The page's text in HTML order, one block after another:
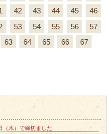
42 43 44 45
46
53 54 55 56
57
63 64 65 66 67
（木）で締切ました